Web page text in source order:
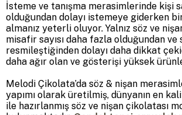
İsteme ve tanışma merasimlerinde kişi
olduğundan dolayı istemeye giderken
almanız yeterli oluyor. Yalnız söz ve
misafir sayısı daha fazla olduğundan
resmileştiğinden dolayı daha dikkat
daha ağır olan ve gösterişi yüksek
Melodi Çikolata’da söz & nişan
yapımı olarak üretilmiş, dünyanın en
ile hazırlanmış söz ve nişan çikolatası